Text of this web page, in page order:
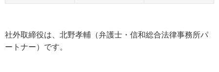
社外取締役は、北野孝輔（弁護士・信和総合法律事務所パ
ートナー）です。